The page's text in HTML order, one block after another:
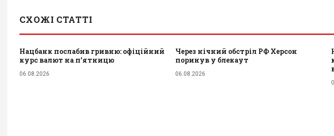
СХОЖІ СТАТТІ
Нацбанк послабив гривню: офіційний
курс валют на п’ятницю
06.08.2026
Через нічний обстріл РФ Херсон
поринув у блекаут
06.08.2026